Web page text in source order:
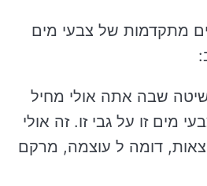
מתקדמות של צבעי מים
שבה אתה אולי מחיל
מים זו על גבי זו. זה אולי
דומה ל עוצמה, מרקם